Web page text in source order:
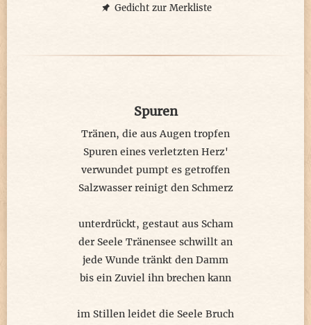
Gedicht zur Merkliste
Spuren
Tränen, die aus Augen tropfen
Spuren eines verletzten Herz'
verwundet pumpt es getroffen
Salzwasser reinigt den Schmerz
unterdrückt, gestaut aus Scham
der Seele Tränensee schwillt an
jede Wunde tränkt den Damm
bis ein Zuviel ihn brechen kann
im Stillen leidet die Seele Bruch